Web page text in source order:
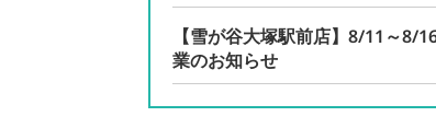
【雪が谷大塚駅前店】8/11～8/
業のお知らせ